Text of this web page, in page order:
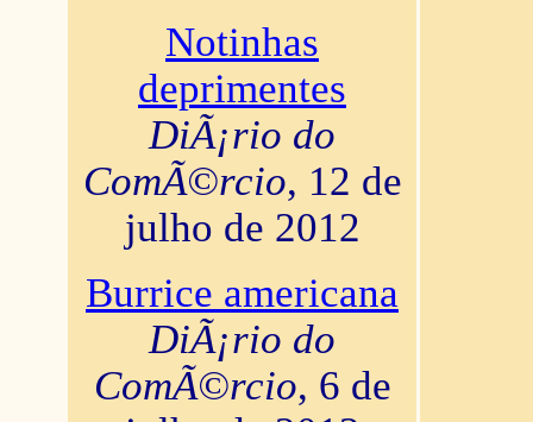
Notinhas
deprimentes
DiÃ¡rio do
ComÃ©rcio, 12 de
julho de 2012
Burrice americana
DiÃ¡rio do
ComÃ©rcio, 6 de